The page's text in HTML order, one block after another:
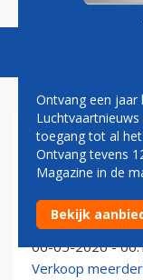
ZUID-
WHO zoekt
hantaviruspatiënt
06-05-2026 -
Verkoop
Ontvang een jaar
toegang tot al
Ontvang tevens
Magazine in de
Bekijk